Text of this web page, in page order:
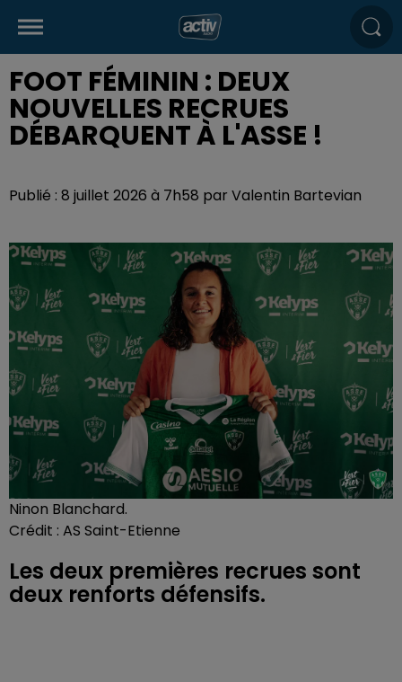
FOOT FÉMININ : DEUX
NOUVELLES RECRUES
DÉBARQUENT À L'ASSE !
Publié : 8 juillet 2026 à 7h58 par Valentin Bartevian
Ninon Blanchard.
Crédit : AS Saint-Etienne
Les deux premières recrues sont
deux renforts défensifs.